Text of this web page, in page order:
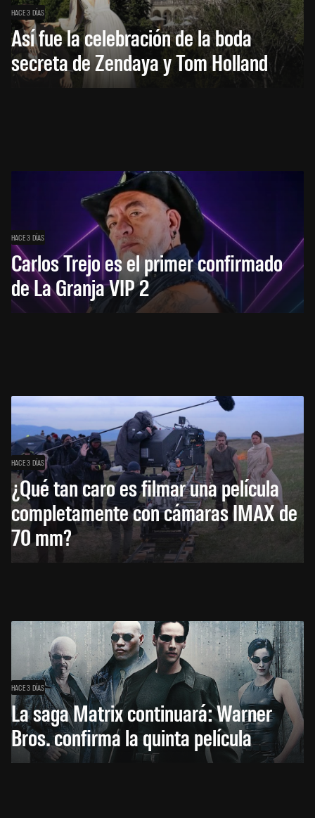
HACE 3 DÍAS
Así fue la celebración de la boda
secreta de Zendaya y Tom Holland
HACE 3 DÍAS
Carlos Trejo es el primer confirmado
de La Granja VIP 2
HACE 3 DÍAS
¿Qué tan caro es filmar una película
completamente con cámaras IMAX de
70 mm?
HACE 3 DÍAS
La saga Matrix continuará: Warner
Bros. confirma la quinta película